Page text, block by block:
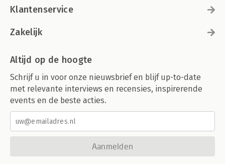
Klantenservice
Zakelijk
Altijd op de hoogte
Schrijf u in voor onze nieuwsbrief en blijf up-to-date
met relevante interviews en recensies, inspirerende
events en de beste acties.
Aanmelden